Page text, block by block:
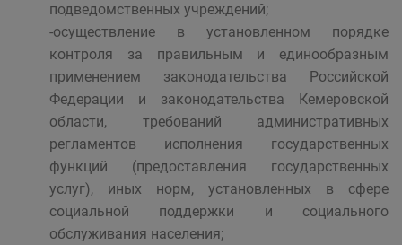
подведомственных учреждений;
-осуществление в установленном порядке
контроля за правильным и единообразным
применением законодательства Российской
Федерации и законодательства Кемеровской
области, требований административных
регламентов исполнения государственных
функций (предоставления государственных
услуг), иных норм, установленных в сфере
социальной поддержки и социального
обслуживания населения;